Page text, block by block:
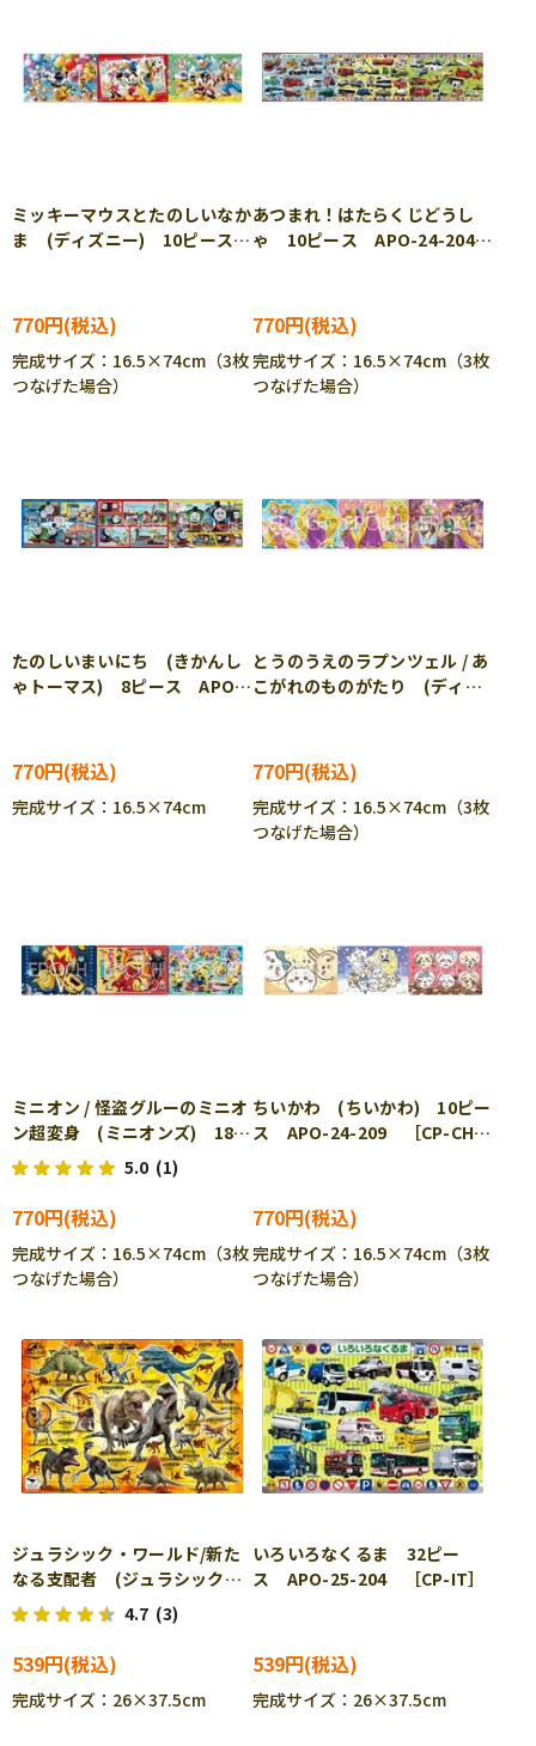
ミッキーマウスとたのしいなか
ま (ディズニー) 10ピース
770円
完成サイズ：16.5×74cm（3枚
つなげた場合）
あつまれ！はたらくじどうし
ゃ 10ピース APO-24-204
770円
完成サイズ：16.5×74cm（3枚
つなげた場合）
たのしいまいにち (きかんし
ゃトーマス) 8ピース APO-
770円
完成サイズ：16.5×74cm
とうのうえのラプンツェル / あ
こがれのものがたり (ディズ
770円
完成サイズ：16.5×74cm（3枚
つなげた場合）
ミニオン / 怪盗グルーのミニオ
ン超変身 (ミニオンズ) 18ピ
ース APO-24-207 ［CP-
IT］
5.0 (1)
770円
完成サイズ：16.5×74cm（3枚
つなげた場合）
ちいかわ (ちいかわ) 10ピー
ス APO-24-209 ［CP-CH］
770円
完成サイズ：16.5×74cm（3枚
つなげた場合）
ジュラシック・ワールド/新た
なる支配者 (ジュラシックワ
ールド) 85ピース APO-25-
202 ［CP-SU］［CP-IT］
4.7 (3)
539円
完成サイズ：26×37.5cm
いろいろなくるま 32ピー
ス APO-25-204 ［CP-IT］
539円
完成サイズ：26×37.5cm